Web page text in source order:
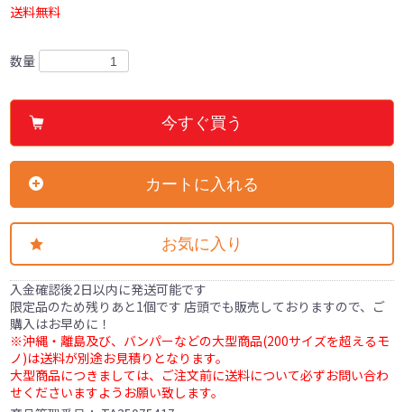
送料無料
数量
今すぐ買う
カートに入れる
お気に入り
入金確認後2日以内に発送可能です
限定品のため残りあと1個です 店頭でも販売しておりますので、ご
購入はお早めに！
※沖縄・離島及び、バンパーなどの大型商品(200サイズを超えるモ
ノ)は送料が別途お見積りとなります。
大型商品につきましては、ご注文前に送料について必ずお問い合わ
せくださいますようお願い致します。